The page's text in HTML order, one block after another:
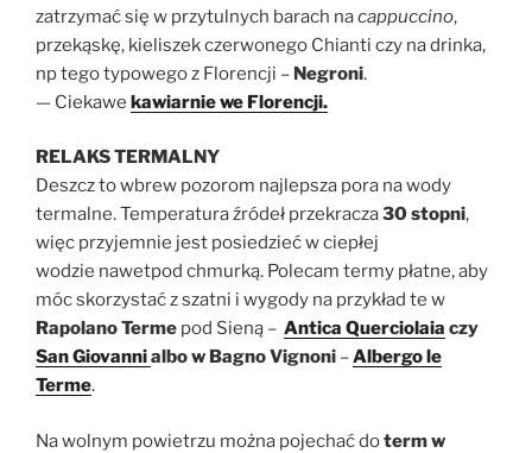
zatrzymać się w przytulnych barach nacappuccino,
przekąskę, kieliszek czerwonego Chianti czy na drinka,
np tego typowego z Florencji – Negroni.
— Ciekawe kawiarnie we Florencji.
RELAKS TERMALNY
Deszcz to wbrew pozorom najlepsza pora na wody
termalne. Temperatura źródeł przekracza30 stopni,
więc przyjemnie jest posiedzieć w ciepłej
wodzie nawetpod chmurką. Polecam termy płatne, aby
móc skorzystać z szatni i wygody na przykład te w
Rapolano Terme pod Sieną – Antica Querciolaia czy
San Giovannialbo w Bagno Vignoni –Albergo le
Terme.
Na wolnym powietrzu można pojechać doterm w